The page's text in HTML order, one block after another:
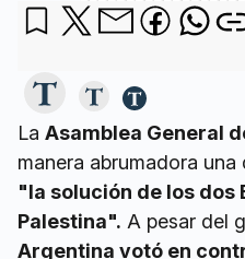
La Asamblea General
manera abrumadora
"la solución de los dos
Palestina". A pesar del
Argentina votó en